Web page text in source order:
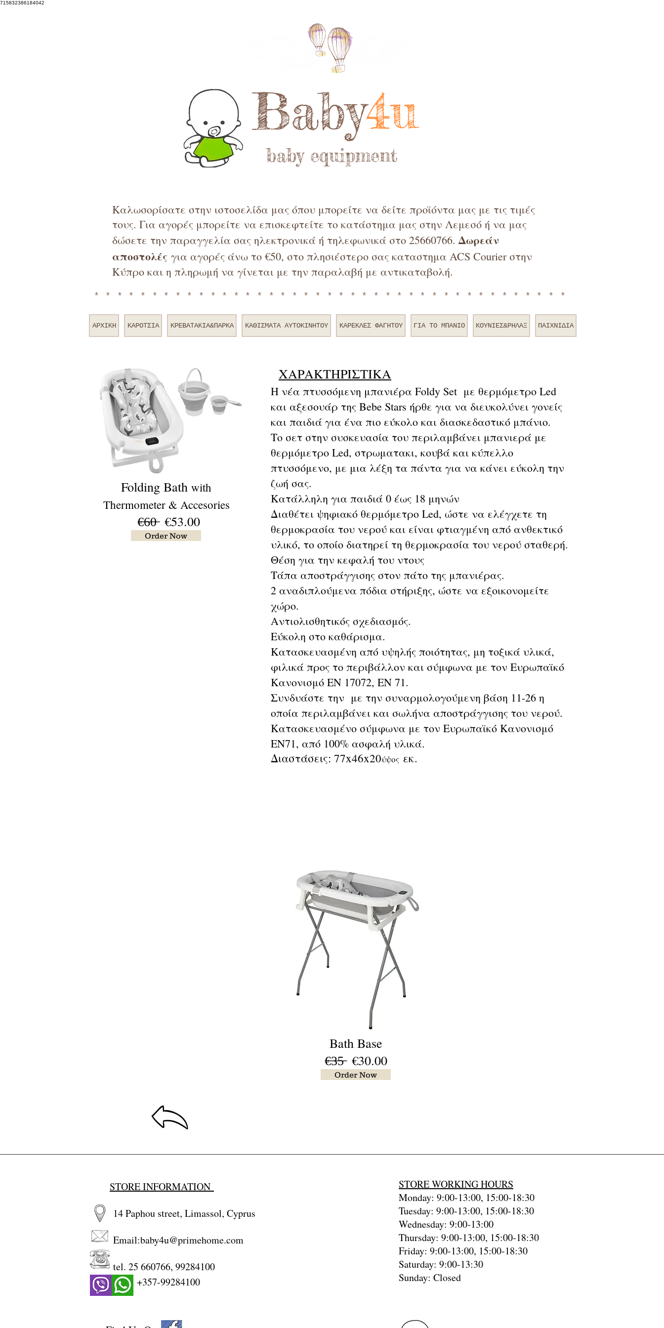
715832386184042
Baby4u
baby equipment
Καλωσορίσατε στην ιστοσελίδα μας όπου μπορείτε να δείτε προϊόντα μας με τις τιμές
τους. Για αγορές μπορείτε να επισκεφτείτε το κατάστημα μας στην Λεμεσό ή να μας
δώσετε την παραγγελία σας ηλεκτρονικά ή τηλεφωνικά στο 25660766.Δωρεάν
αποστολές για αγορές άνω το €50, στο πλησιέστερο σας καταστημα ACS Courier στην
Κύπρο και η πληρωμή να γίνεται με την παραλαβή με αντικαταβολή.
*****************************************
ΑΡΧΙΚΗ ΚΑΡΟΤΣΙΑ ΚΡΕΒΑΤΑΚΙΑ&ΠΑΡΚΑ ΚΑΘΙΣΜΑΤΑ ΑΥΤΟΚΙΝΗΤΟΥ ΚΑΡΕΚΛΕΣ ΦΑΓΗΤΟΥ ΓΙΑ TO ΜΠΑΝΙΟ ΚΟΥΝΙΕΣ&ΡΗΛΑΞ ΠΑΙΧΝΙΔΙΑ
Folding Bath with
Thermometer & Accesories
€̶6̶0̶ €53.00
Order Now
ΧΑΡΑΚΤΗΡΙΣΤΙΚΑ
Η νέα πτυσσόμενη μπανιέρα Foldy Set με θερμόμετρο Led
και αξεσουάρ της Bebe Stars ήρθε για να διευκολύνει γονείς
και παιδιά για ένα πιο εύκολο και διασκεδαστικό μπάνιο.
Το σετ στην συσκευασία του περιλαμβάνει μπανιερά με
θερμόμετρο Led, στρωματακι, κουβά και κύπελλο
πτυσσόμενο, με μια λέξη τα πάντα για να κάνει εύκολη την
ζωή σας.
Κατάλληλη για παιδιά 0 έως 18 μηνών
Διαθέτει ψηφιακό θερμόμετρο Led, ώστε να ελέγχετε τη
θερμοκρασία του νερού και είναι φτιαγμένη από ανθεκτικό
υλικό, το οποίο διατηρεί τη θερμοκρασία του νερού σταθερή.
Θέση για την κεφαλή του ντους
Tάπα αποστράγγισης στον πάτο της μπανιέρας.
2 αναδιπλούμενα πόδια στήριξης, ώστε να εξοικονομείτε
χώρο.
Αντιολισθητικός σχεδιασμός.
Εύκολη στο καθάρισμα.
Κατασκευασμένη από υψηλής ποιότητας, μη τοξικά υλικά,
φιλικά προς το περιβάλλον και σύμφωνα με τον Ευρωπαϊκό
Κανονισμό ΕΝ 17072, EN 71.
Συνδυάστε την με την συναρμολογούμενη βάση 11-26 η
οποία περιλαμβάνει και σωλήνα αποστράγγισης του νερού.
Κατασκευασμένο σύμφωνα με τον Ευρωπαϊκό Κανονισμό
EN71, από 100% ασφαλή υλικά.
Διαστάσεις: 77x46x20ύψος εκ.
Bath Base
€̶3̶5̶ €30.00
Order Now
STORE INFORMATION
14 Paphou street, Limassol, Cyprus
Email:baby4u@primehome.com
tel. 25 660766, 99284100
+357-99284100
STORE WORKING HOURS
Monday: 9:00-13:00, 15:00-18:30
Tuesday: 9:00-13:00, 15:00-18:30
Wednesday: 9:00-13:00
Thursday: 9:00-13:00, 15:00-18:30
Friday: 9:00-13:00, 15:00-18:30
Saturday: 9:00-13:30
Sunday: Closed